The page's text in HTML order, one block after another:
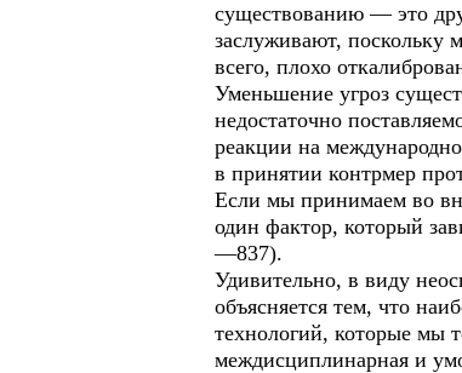
существованию — это
заслуживают, поскольку
всего, плохо
Уменьшение угроз
недостаточно
реакции на
в принятии контрмер
Если мы принимаем во
один фактор, который
—837).
Удивительно, в виду
объясняется тем, что
технологий, которые мы
междисциплинарная и